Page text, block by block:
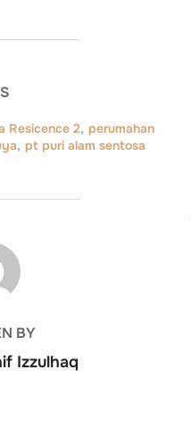
Resicence 2, perumahan
, pt puri alam sentosa
BY
Izzulhaq